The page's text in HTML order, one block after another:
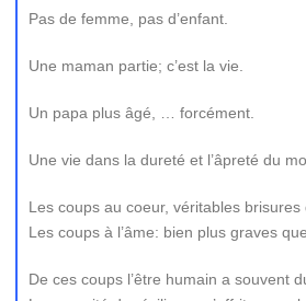
Pas de femme, pas d’enfant.
Une maman partie; c’est la vie.
Un papa plus âgé, … forcément.
Une vie dans la dureté et l’âpreté du
Les coups au coeur, véritables brisures
Les coups à l’âme: bien plus graves
De ces coups l’être humain a souvent